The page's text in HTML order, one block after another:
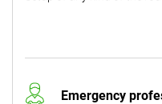
Emergency